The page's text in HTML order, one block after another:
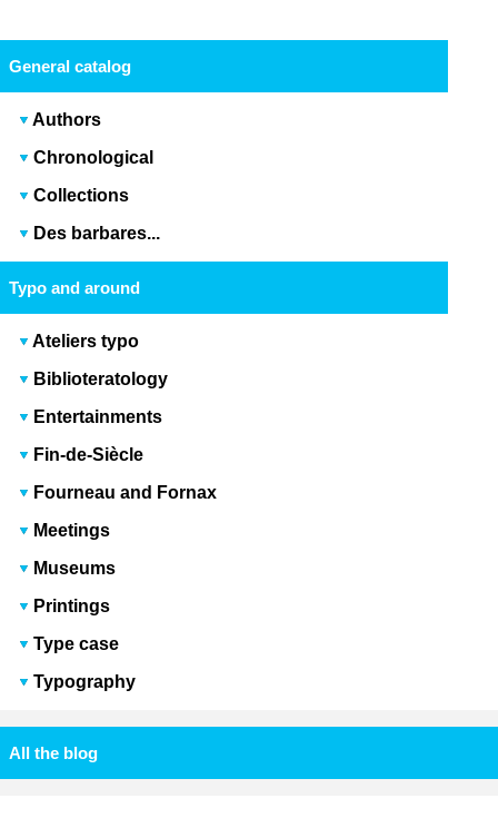
General catalog
Authors
Chronological
Collections
Des barbares...
Typo and around
Ateliers typo
Biblioteratology
Entertainments
Fin-de-Siècle
Fourneau and Fornax
Meetings
Museums
Printings
Type case
Typography
All the blog